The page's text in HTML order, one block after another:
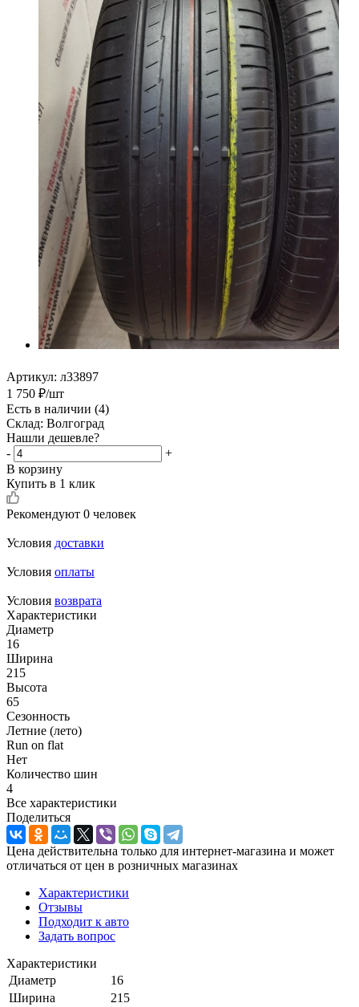
Артикул: л33897
1 750 ₽/шт
Есть в наличии (4)
Склад: Волгоград
Нашли дешевле?
-
+
В корзину
Купить в 1 клик
Рекомендуют 0 человек
Условия доставки
Условия оплаты
Условия возврата
Характеристики
Диаметр
16
Ширина
215
Высота
65
Сезонность
Летние (лето)
Run on flat
Нет
Количество шин
4
Все характеристики
Поделиться
Цена действительна только для интернет-магазина и может
отличаться от цен в розничных магазинах
Характеристики
Отзывы
Подходит к авто
Задать вопрос
Характеристики
Диаметр
16
Ширина
215